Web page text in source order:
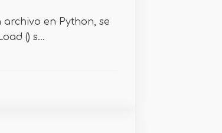
en Python, se
() s...